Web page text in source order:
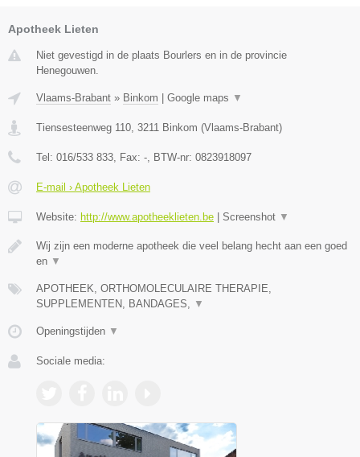
Apotheek Lieten
Niet gevestigd in de plaats Bourlers en in de provincie
Henegouwen.
Vlaams-Brabant » Binkom Google maps ▼
Tiensesteenweg 110 3211 Binkom (Vlaams-Brabant)
Tel: 016/533 833 , Fax: - , BTW-nr: 0823918097
E-mail › Apotheek Lieten
Website: http://www.apotheeklieten.be Screenshot ▼
Wij zijn een moderne apotheek die veel belang hecht aan een goed
en ▼
APOTHEEK, ORTHOMOLECULAIRE THERAPIE,
SUPPLEMENTEN, BANDAGES,
▼
Openingstijden ▼
Sociale media: